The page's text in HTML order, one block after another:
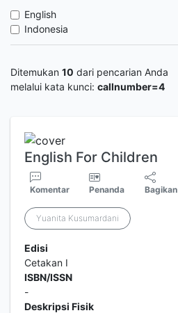
English
Indonesia
Ditemukan 10 dari pencarian Anda
melalui kata kunci: callnumber=4
English For Children
Komentar Penanda Bagikan
Yuanita Kusumardani
Edisi
Cetakan I
ISBN/ISSN
-
Deskripsi Fisik